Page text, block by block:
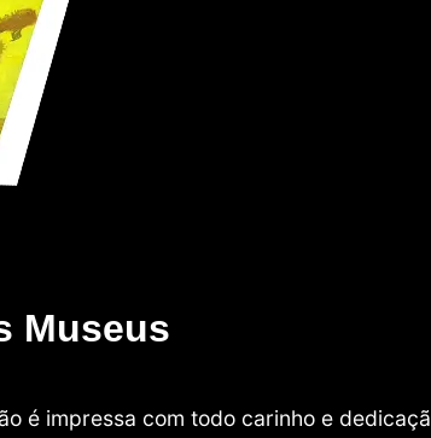
Museus
é impressa com todo carinho e